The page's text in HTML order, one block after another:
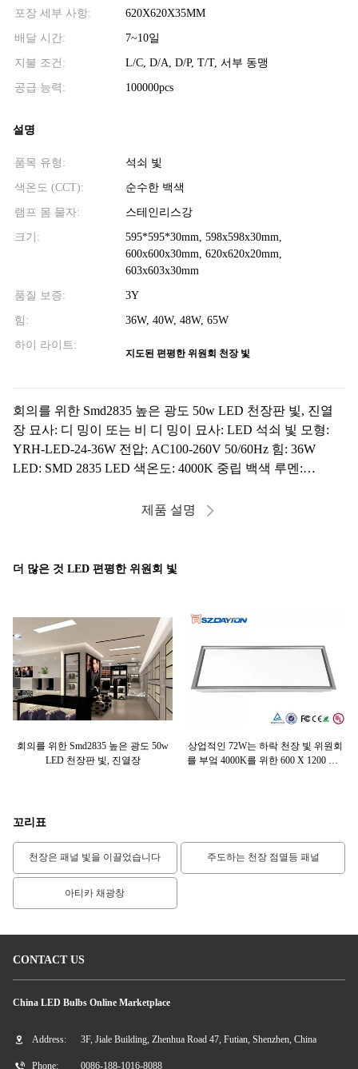
포장 세부 사항: 620X620X35MM
배달 시간: 7~10일
지불 조건: L/C, D/A, D/P, T/T, 서부 동맹
공급 능력: 100000pcs
설명
품목 유형: 석쇠 빛
색온도 (CCT): 순수한 백색
램프 몸 물자: 스테인리스강
크기:
595*595*30mm, 598x598x30mm,
600x600x30mm, 620x620x20mm,
603x603x30mm
품질 보증: 3Y
힘: 36W, 40W, 48W, 65W
하이 라이트:
지도된 편평한 위원회 천장 빛
회의를 위한 Smd2835 높은 광도 50w LED 천장판 빛, 진열
장 묘사: 디 밍이 또는 비 디 밍이 묘사: LED 석쇠 빛 모형:
YRH-LED-24-36W 전압: AC100-260V 50/60Hz 힘: 36W
LED: SMD 2835 LED 색온도: 4000K 중립 백색 루멘:
제품 설명
더 많은 것 LED 편평한 위원회 빛
회의를 위한 Smd2835 높은 광도 50w
LED 천장판 빛, 진열장
상업적인 72W는 하락 천장 빛 위원회
를 부엌 4000K를 위한 600 X 1200 Mm
꼬리표
천장은 패널 빛을 이끌었습니다 주도하는 천장 점멸등 패널
아티카 채광창
CONTACT US
China LED Bulbs Online Marketplace
Address: 3F, Jiale Building, Zhenhua Road 47, Futian, Shenzhen, China
Phone: 0086-188-1016-8088